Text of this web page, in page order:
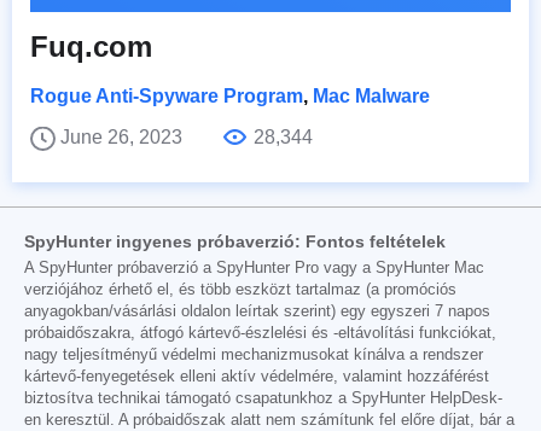
Fuq.com
Rogue Anti-Spyware Program, Mac Malware
June 26, 2023
28,344
SpyHunter ingyenes próbaverzió: Fontos feltételek
A SpyHunter próbaverzió a SpyHunter Pro vagy a SpyHunter Mac
verziójához érhető el, és több eszközt tartalmaz (a promóciós
anyagokban/vásárlási oldalon leírtak szerint) egy egyszeri 7 napos
próbaidőszakra, átfogó kártevő-észlelési és -eltávolítási funkciókat,
nagy teljesítményű védelmi mechanizmusokat kínálva a rendszer
kártevő-fenyegetések elleni aktív védelmére, valamint hozzáférést
biztosítva technikai támogató csapatunkhoz a SpyHunter HelpDesk-
en keresztül. A próbaidőszak alatt nem számítunk fel előre díjat, bár a